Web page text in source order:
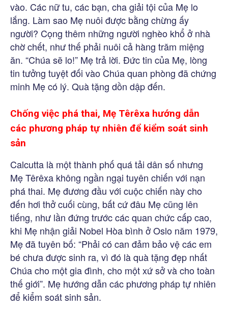
vào. Các nữ tu, các bạn, cha giải tội của Mẹ lo
lắng. Làm sao Mẹ nuôi được bằng chừng ấy
người? Cọng thêm những người nghèo khổ ở nhà
chờ chết, như thế phải nuôi cả hàng trăm miệng
ăn. “Chúa sẽ lo!” Mẹ trả lời. Đức tin của Mẹ, lòng
tin tưởng tuyệt đối vào Chúa quan phòng đã chứng
minh Mẹ có lý. Quà tặng dồn dập đến.
Chống việc phá thai, Mẹ Têrêxa hướng dẫn
các phương pháp tự nhiên để kiểm soát sinh
sản
Calcutta là một thành phố quá tải dân số nhưng
Mẹ Têrêxa không ngần ngại tuyên chiến với nạn
phá thai. Mẹ đương đầu với cuộc chiến này cho
đến hơi thở cuối cùng, bất cứ đâu Mẹ cũng lên
tiếng, như lần đứng trước các quan chức cấp cao,
khi Mẹ nhận giải Nobel Hòa bình ở Oslo năm 1979,
Mẹ đã tuyên bố: “Phải có can đảm bảo vệ các em
bé chưa được sinh ra, vì đó là quà tặng đẹp nhất
Chúa cho một gia đình, cho một xứ sở và cho toàn
thế giới”. Mẹ hướng dẫn các phương pháp tự nhiên
để kiểm soát sinh sản.